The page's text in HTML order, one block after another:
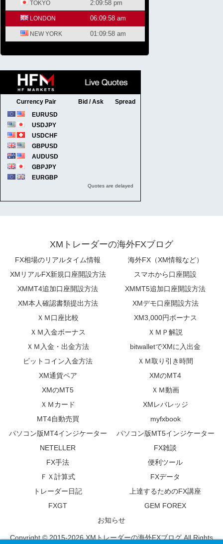
XMトレーダーの海外FXブログ
FX相場のリアルタイム情報
海外FX（XM情報など）
XMリアルFX新規口座開設方法
スマホから口座開設
XMMT4追加口座開設方法
XMMT5追加口座開設方法
XM本人確認書類提出方法
XMデモ口座開設方法
ＸＭ口座比較
XM3,000円ボーナス
ＸＭ入金ボーナス
ＸＭＰ解説
ＸＭ入金・出金方法
bitwalletでXMに入出金
ビットコイン入金方法
ＸＭ取り引き時間
XM通貨ペア
XMのMT4
XMのMT5
ＸＭ動画
ＸＭカード
XMレバレッジ
MT4自動売買
myfxbook
パソコン版MT4インジケーター
パソコン版MT5インジケーター
NETELLER
FX雑談
FX手法
便利ツール
ＦＸ計算式
FXデータ
トレーダー日記
上達するためのFX講座
FXGT
GEM FOREX
お知らせ
Copyright © 2015-2026 XMトレーダーの海外FXブログ All Rights